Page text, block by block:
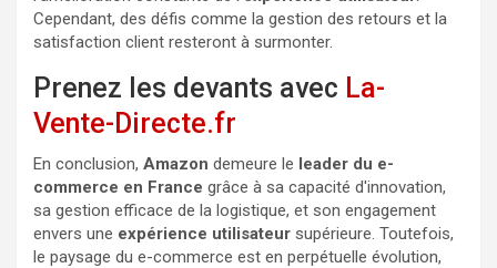
Cependant, des défis comme la gestion des retours et la
satisfaction client resteront à surmonter.
Prenez les devants avec La-
Vente-Directe.fr
En conclusion, Amazon demeure le leader du e-
commerce en France grâce à sa capacité d'innovation,
sa gestion efficace de la logistique, et son engagement
envers une expérience utilisateur supérieure. Toutefois,
le paysage du e-commerce est en perpétuelle évolution,